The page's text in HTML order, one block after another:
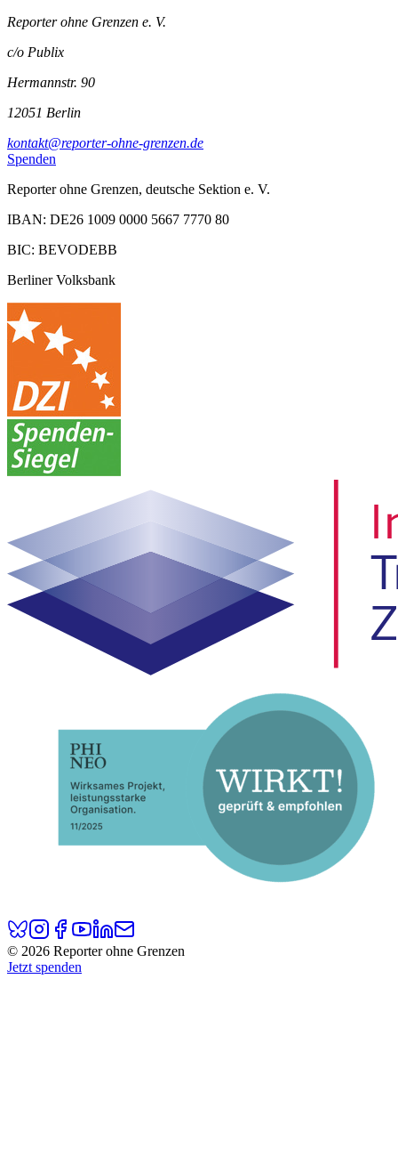
Reporter ohne Grenzen e. V.
c/o Publix
Hermannstr. 90
12051 Berlin
kontakt@reporter-ohne-grenzen.de
Spenden
Reporter ohne Grenzen, deutsche Sektion e. V.
IBAN: DE26 1009 0000 5667 7770 80
BIC: BEVODEBB
Berliner Volksbank
© 2026 Reporter ohne Grenzen
Jetzt spenden